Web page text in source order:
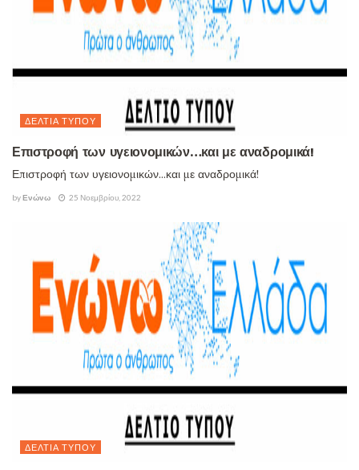
ΔΕΛΤΊΑ ΤΎΠΟΥ
Επιστροφή των υγειονομικών…και με αναδρομικά!
Επιστροφή των υγειονομικών...και με αναδρομικά!
byΕνώνω 25 Νοεμβρίου, 2022
ΔΕΛΤΊΑ ΤΎΠΟΥ